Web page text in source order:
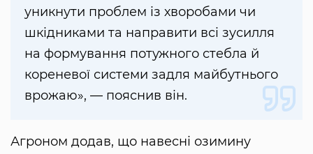
уникнути проблем із хворобами чи
шкідниками та направити всі зусилля
на формування потужного стебла й
кореневої системи задля майбутнього
врожаю», — пояснив він.
Агроном додав, що навесні озимину